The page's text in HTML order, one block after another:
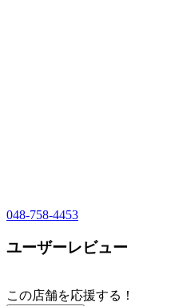
048-758-4453
ユーザーレビュー
この店舗を応援する！